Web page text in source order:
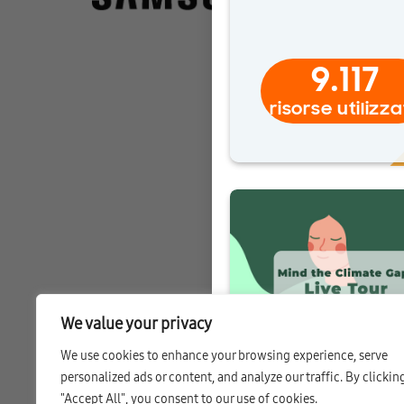
9.117
risorse
We value your privacy
We use cookies to enhance your browsing experience, serve
personalized ads or content, and analyze our traffic. By
"Accept All", you consent to our use of cookies.